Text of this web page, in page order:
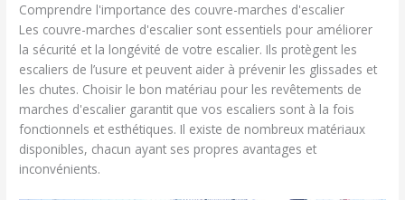
Comprendre l'importance des couvre-marches d'escalier
Les couvre-marches d'escalier sont essentiels pour améliorer
la sécurité et la longévité de votre escalier. Ils protègent les
escaliers de l’usure et peuvent aider à prévenir les glissades et
les chutes. Choisir le bon matériau pour les revêtements de
marches d'escalier garantit que vos escaliers sont à la fois
fonctionnels et esthétiques. Il existe de nombreux matériaux
disponibles, chacun ayant ses propres avantages et
inconvénients.